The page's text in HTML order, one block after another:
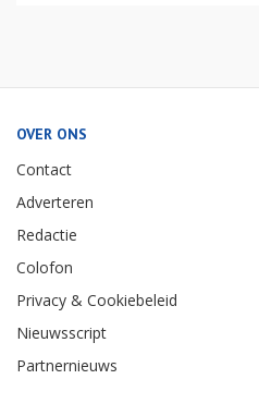
OVER ONS
Contact
Adverteren
Redactie
Colofon
Privacy & Cookiebeleid
Nieuwsscript
Partnernieuws